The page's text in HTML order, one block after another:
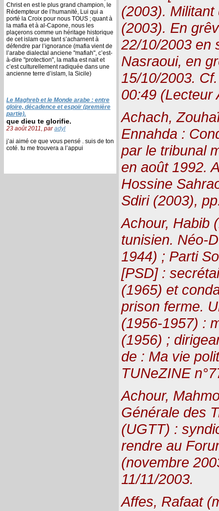
Christ en est le plus grand champion, le
Rédempteur de l’humanité, Lui qui a
porté la Croix pour nous TOUS ; quant à
la mafia et à al-Capone, nous les
plaçerons comme un héritage historique
de cet islam que tant s’acharnent à
défendre par l’ignorance (mafia vient de
l’arabe dialectal anciene "mafiah", c’est-
à-dire "protection", la mafia est nait et
c’est culturellement radiquée dans une
ancienne terre d’islam, la Sicile)
Le Maghreb et le Monde arabe : entre
gloire, décadence et espoir (première
partie).
que dieu te glorifie.
23 août 2011, paradyl
j’ai aimé ce que vous pensé . suis de ton
coté. tu me trouvera a l’appui
(2003). Militant
(2003). En
22/10/2003 en
Nasraoui, en
15/10/2003.
00:49 (Lecteur
Achach,
Ennahda :
par le tribunal
en août 1992.
Hossine
Sdiri (2003),
Achour, Habib
tunisien. Néo-
1944) ; Parti
[PSD] :
(1965) et
prison ferme.
(1956-1957) :
(1956) ;
de : Ma vie
TUNeZINE
Achour,
Générale des
(UGTT) :
rendre au
(novembre
11/11/2003.
Affes, Rafaat